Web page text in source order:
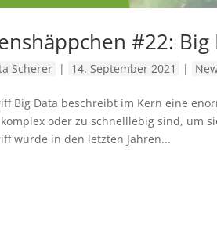
#22: Big
Scherer | 14. September 2021 |
Big Data beschreibt im Kern eine
oder zu schnelllebig sind, um
wurde in den letzten Jahren...